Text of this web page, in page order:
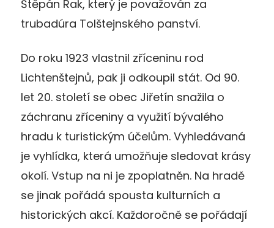
Štěpán Rak, který je považován za
trubadúra Tolštejnského panství.
Do roku 1923 vlastnil zříceninu rod
Lichtenštejnů, pak ji odkoupil stát. Od 90.
let 20. století se obec Jiřetín snažila o
záchranu zříceniny a využití bývalého
hradu k turistickým účelům. Vyhledávaná
je vyhlídka, která umožňuje sledovat krásy
okolí. Vstup na ni je zpoplatněn. Na hradě
se jinak pořádá spousta kulturních a
historických akcí. Každoročně se pořádají